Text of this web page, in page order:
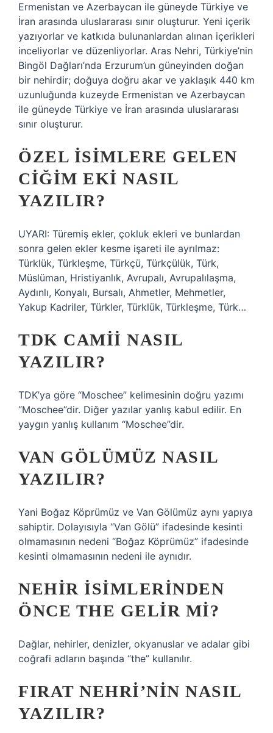
Ermenistan ve Azerbaycan ile güneyde Türkiye ve
İran arasında uluslararası sınır oluşturur. Yeni içerik
yazıyorlar ve katkıda bulunanlardan alınan içerikleri
inceliyorlar ve düzenliyorlar. Aras Nehri, Türkiye’nin
Bingöl Dağları’nda Erzurum’un güneyinden doğan
bir nehirdir; doğuya doğru akar ve yaklaşık 440 km
uzunluğunda kuzeyde Ermenistan ve Azerbaycan
ile güneyde Türkiye ve İran arasında uluslararası
sınır oluşturur.
ÖZEL ISIMLERE GELEN
CIĞIM EKI NASIL
YAZILIR?
UYARI: Türemiş ekler, çokluk ekleri ve bunlardan
sonra gelen ekler kesme işareti ile ayrılmaz:
Türklük, Türkleşme, Türkçü, Türkçülük, Türk,
Müslüman, Hristiyanlık, Avrupalı, Avrupalılaşma,
Aydınlı, Konyalı, Bursalı, Ahmetler, Mehmetler,
Yakup Kadriler, Türkler, Türklük, Türkleşme, Türk…
TDK CAMII NASIL
YAZILIR?
TDK’ya göre “Moschee” kelimesinin doğru yazımı
“Moschee”dir. Diğer yazılar yanlış kabul edilir. En
yaygın yanlış kullanım “Moschee”dir.
VAN GÖLÜMÜZ NASIL
YAZILIR?
Yani Boğaz Köprümüz ve Van Gölümüz aynı yapıya
sahiptir. Dolayısıyla “Van Gölü” ifadesinde kesinti
olmamasının nedeni “Boğaz Köprümüz” ifadesinde
kesinti olmamasının nedeni ile aynıdır.
NEHIR ISIMLERINDEN
ÖNCE THE GELIR MI?
Dağlar, nehirler, denizler, okyanuslar ve adalar gibi
coğrafi adların başında “the” kullanılır.
FIRAT NEHRI’NIN NASIL
YAZILIR?